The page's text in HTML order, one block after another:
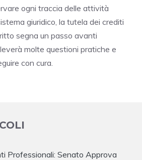
ogni traccia delle attività
giuridico, la tutela dei crediti
segna un passo avanti
molte questioni pratiche e
con cura.
Professionali: Senato Approva